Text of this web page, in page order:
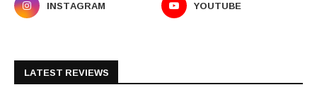
INSTAGRAM
YOUTUBE
LATEST REVIEWS